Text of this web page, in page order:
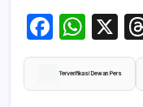
F
a
c
W
h
at
X
Terverifikasi Dewan Pers